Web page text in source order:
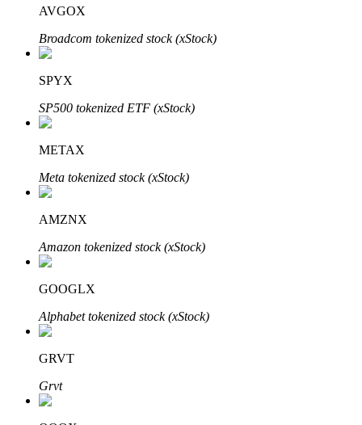
Automatyczna inwestycja
Zdobądź długoterminowy zysk i elastyczne zainteresowania
Naucz się stakingu
Dowiedz się, jak uzyskać dochód pasywny
Bitrue
AVGOX
Broadcom tokenized stock (xStock)
SPYX
SP500 tokenized ETF (xStock)
METAX
Meta tokenized stock (xStock)
AMZNX
Amazon tokenized stock (xStock)
GOOGLX
Alphabet tokenized stock (xStock)
GRVT
Grvt